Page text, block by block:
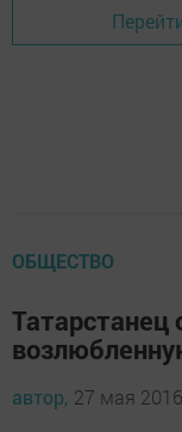
ОБЩЕСТВО
Татарстанец
автор, 27 мая